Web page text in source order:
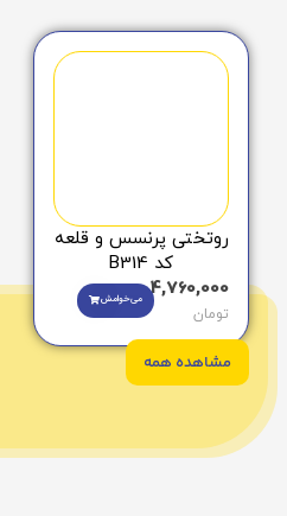
روتختی پرنسس و قلعه
کد B314
4,760,000
تومان
می‌خوامش
مشاهده همه